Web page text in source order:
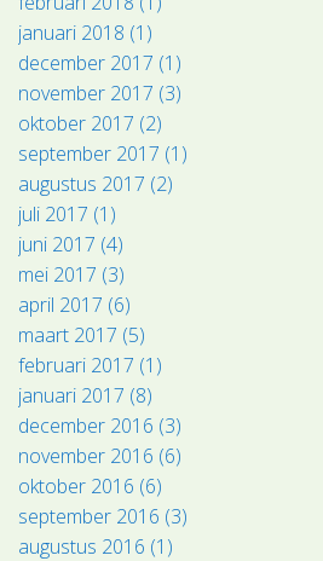
januari 2018 (1)
december 2017 (1)
november 2017 (3)
oktober 2017 (2)
september 2017 (1)
augustus 2017 (2)
juli 2017 (1)
juni 2017 (4)
mei 2017 (3)
april 2017 (6)
maart 2017 (5)
februari 2017 (1)
januari 2017 (8)
december 2016 (3)
november 2016 (6)
oktober 2016 (6)
september 2016 (3)
augustus 2016 (1)